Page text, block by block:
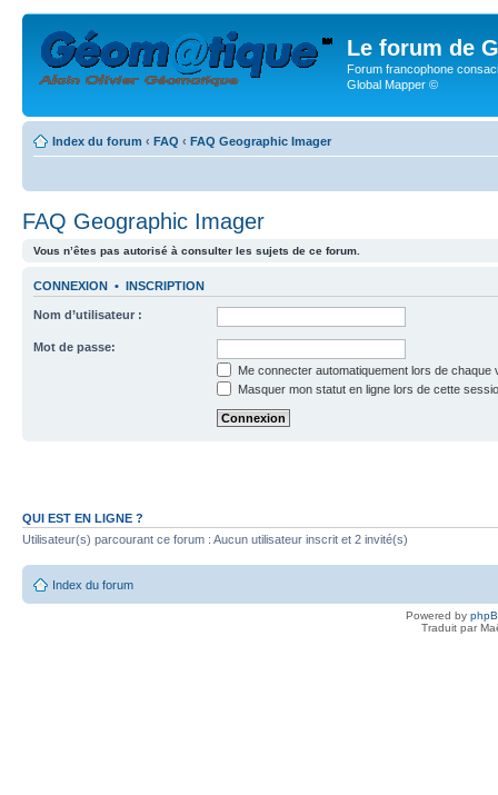
Le forum de
Forum francophone
Global Mapper ©
Index du forum ‹ FAQ ‹ FAQ Geographic Imager
FAQ Geographic Imager
Vous n’êtes pas autorisé à consulter les sujets de ce forum.
CONNEXION • INSCRIPTION
Nom d’utilisateur :
Mot de passe:
Me connecter automatiquement lors de chaque
Masquer mon statut en ligne lors de cette
QUI EST EN LIGNE ?
Utilisateur(s) parcourant ce forum : Aucun utilisateur inscrit et 2 invité(s)
Index du forum
Powered by
Traduit par